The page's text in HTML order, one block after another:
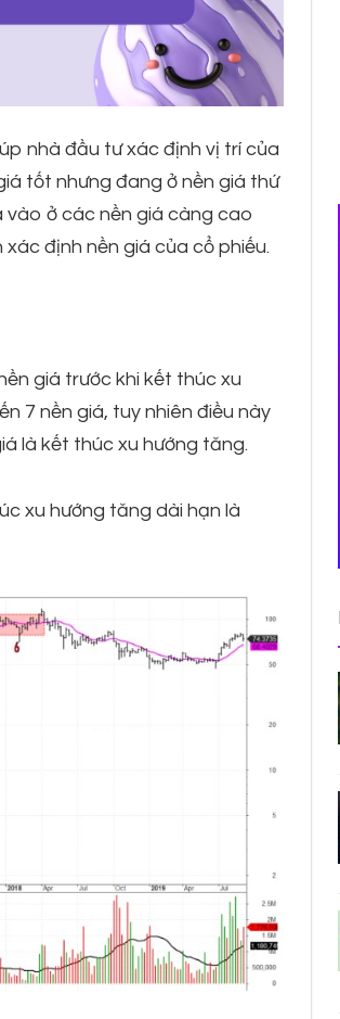
nhà đầu tư xác định vị trí của
tốt nhưng đang ở nền giá thứ
vào ở các nền giá càng cao
định nền giá của cổ phiếu.
giá trước khi kết thúc xu
7 nền giá, tuy nhiên điều này
là kết thúc xu hướng tăng.
xu hướng tăng dài hạn là